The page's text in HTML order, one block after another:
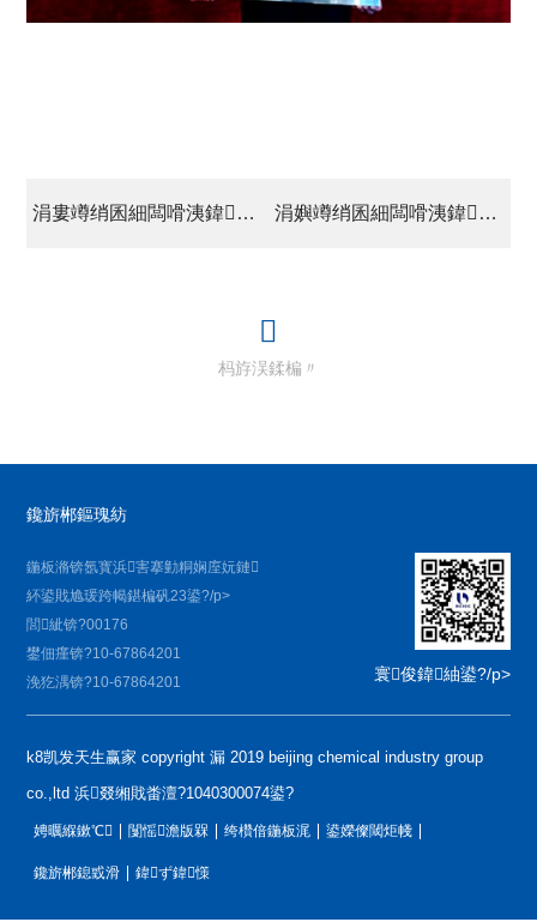
涓婁竴绡囷細闆嗗洟鍏徃涓惧姙2015骞村害浼佷笟钀ラ攢浜哄憳鍩硅鐝?/a> 涓嬩竴绡囷細闆嗗洟鍏徃鍙紑鑰佸共閮ㄥ伐浣滅爺璁ㄤ細鎺㈣绂讳紤骞查儴鈥滃洓灏辫繎鈥濊惤瀹為棶棰?/a>
杩斿洖鍒楄〃
鑱旂郴鏂瑰紡
鍦板潃锛氬寳浜害搴勭粡娴庢妧鏈
紑鍙戝尯瑗跨幆鍖楄矾23鍙?/p>
閭紪锛?00176
鐢佃瘽锛?10-67864201
浼犵湡锛?10-67864201
寰俊鍏紬鍙?/p>
k8凯发天生赢家 copyright 漏 2019 beijing chemical industry group
co.,ltd 浜叕缃戝畨澶?1040300074鍙?
娉曞緥鏉℃ 闅愮澹版槑 绔欑偣鍦板浘 鍙嬫儏閾炬帴
鑱旂郴鎴戜滑 鍏ず鍏憡